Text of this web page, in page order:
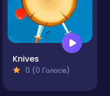
Knives
0 (0 Голосів)